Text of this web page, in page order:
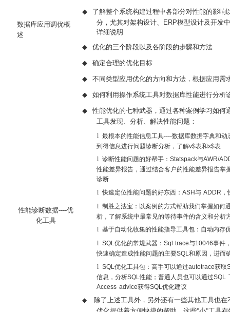
数据库应用调优概
述
◆
了解整个系统构建过程中各部分对性能的影响
分，尤其对架构设计、 ERP模型设计及开发
详细说明
◆
优化的三个阶段以及各阶段的步骤和方法
◆ 确定合理的优化目标
◆ 不同类型应用优化的方向和方法，根据应用需
性能诊断数据----优
化工具
◆ 如何利用操作系统工具对数据库性能进行分析
◆
性能优化的七种武器，通过各种案例学习如何
工具发现、分析、解决性能问题：
l 最根本的性能信息工具----数据库数据字典和
到得信息进行问题诊断分析，了解v$表和x$表
l 诊断性能问题的好帮手： Statspack与AWR/
性能差异报告，通过结合客户的性能差异报告掌
诊断
l 快速定位性能问题的好东西： ASH与ADDR
l 制胜之法宝：以案例的方式帮助我们掌握如何
析，了解系统中最常见的等待事件的含义和分析
l 基于自动化收集的性能指导工具包：自动内存
l SQL优化的常规武器： Sql trace与10046事件
快速确定造成性能问题的主要SQL和原因，进而
l SQL 优化工具包：高手可以通过autotrace获取
信息，分析SQL性能；普通人员也可以通过SQL
Access advice获得SQL 优化建议
◆
除了上述工具外，另外还有一些其他工具也